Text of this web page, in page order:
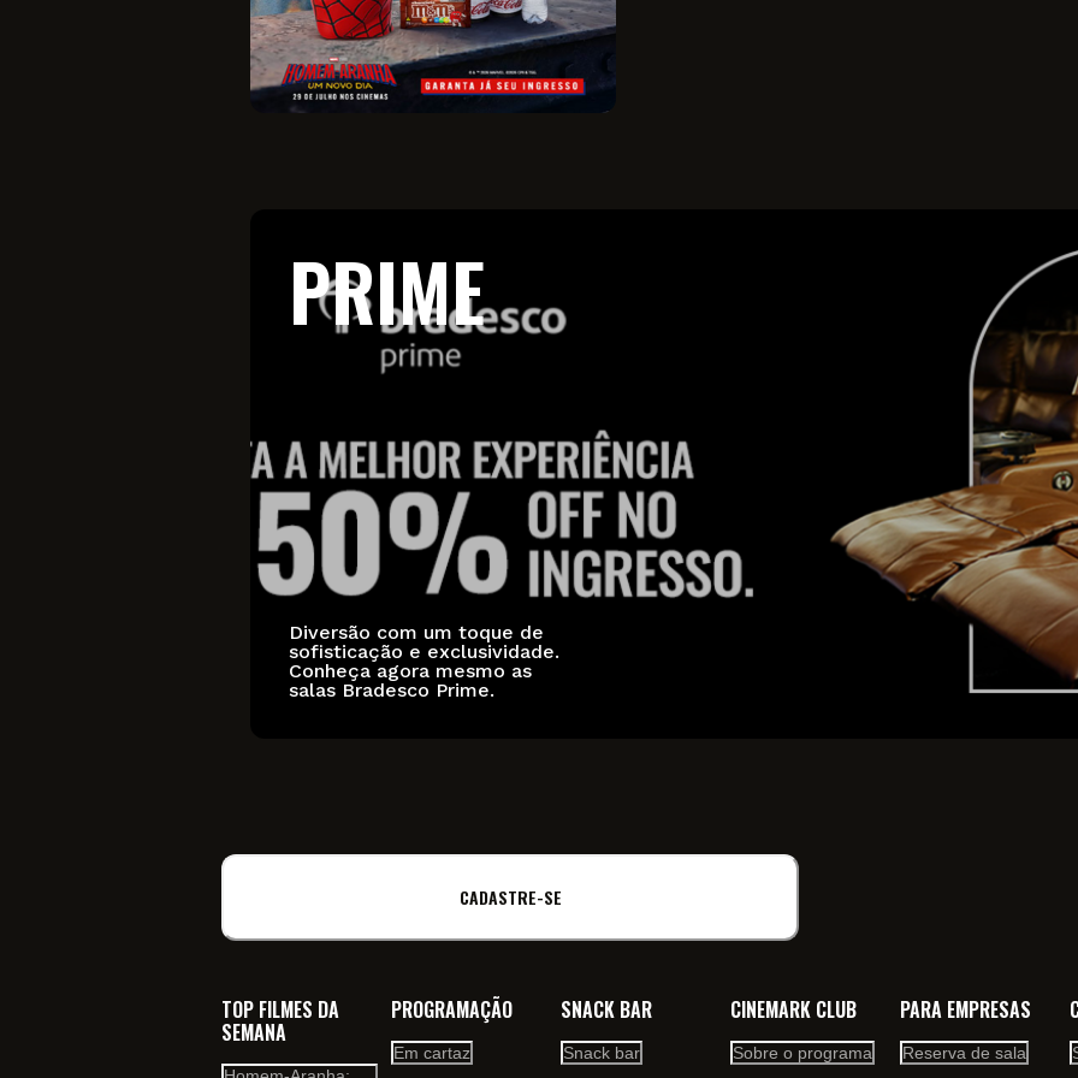
PRIME
Diversão com um toque de
sofisticação e exclusividade.
Conheça agora mesmo as
salas Bradesco Prime.
CADASTRE-SE
TOP FILMES DA
SEMANA
PROGRAMAÇÃO
Em cartaz
SNACK BAR
Snack bar
CINEMARK CLUB
Sobre o programa
PARA EMPRESAS
Reserva de sala